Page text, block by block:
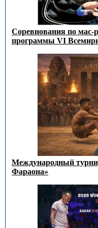
Соревнования по мас-
программы VI
Международный
Фараона»